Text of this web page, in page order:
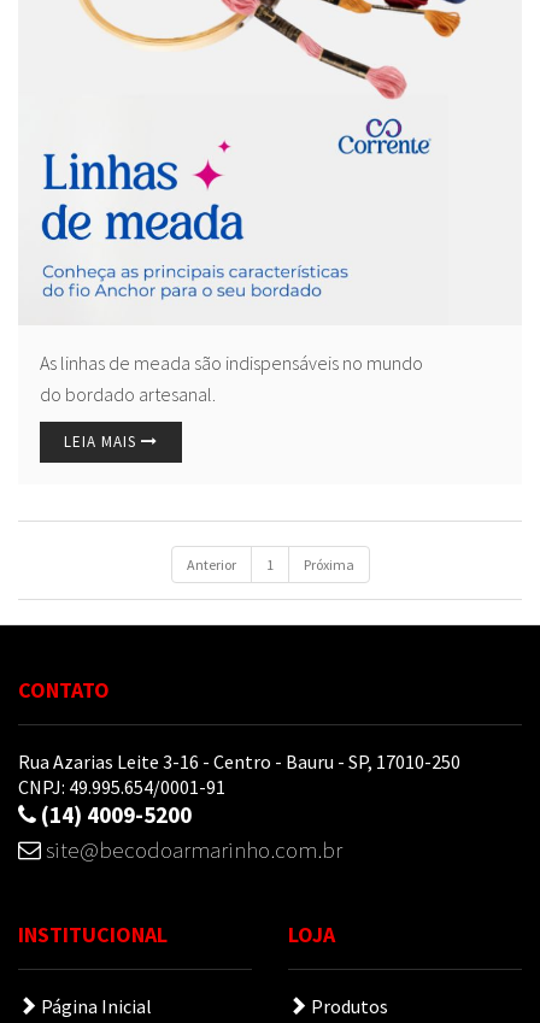
As linhas de meada são indispensáveis no mundo
do bordado artesanal.
LEIA MAIS
Anterior 1 Próxima
CONTATO
Rua Azarias Leite 3-16 - Centro - Bauru - SP, 17010-250
CNPJ: 49.995.654/0001-91
(14) 4009-5200
site@becodoarmarinho.com.br
INSTITUCIONAL
Página Inicial
LOJA
Produtos